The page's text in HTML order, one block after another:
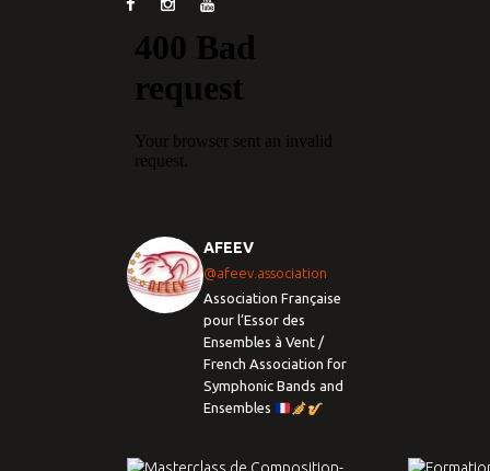
AFEEV
@afeev.association
Association Française
pour l’Essor des
Ensembles à Vent /
French Association for
Symphonic Bands and
Ensembles